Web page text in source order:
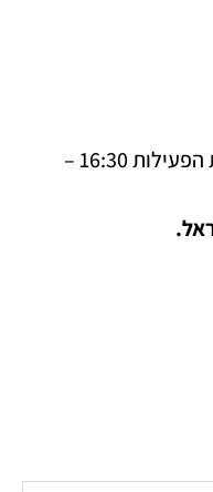
הביקור בחווה מתאפשר בשעות הפעילות 16:30 –